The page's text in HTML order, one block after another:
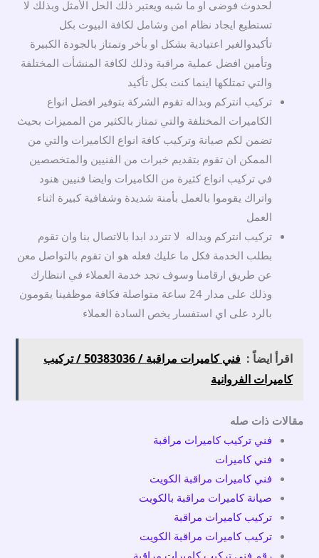
لحدوث فوضى او ما شبه ويعتبر ذلك الحل الأمثل وبذلك لا
تستطيع ايجاد نظام امن وشامل لكافة البيوت بكل
تأكيدوالغير اعتيادية بشكل او بأخر وتمتاز بالجودة الكبيرة
وتأمين افضل عملية مراقبة وذلك لكافة المنشأت المختلفة
والتي تمتلكها اينما كنت بكل تأكيد
تركيب انتركم وبداله تقوم الشركة بتوفير افضل انواع
الكاميرات المختلفة والتي تمتاز بالكثير من المميزات بحيث
تضمن لكم صيانة وتركيب كافة انواع الكاميرات والتي من
الممكن ان تقوم بتقديم خبرات من الفنيين والمتخصصين
في تركيب انواع كثيرة من الكاميرات وايضا فنيين هنود
واتراك يقوموا بالعمل بأمنة شديدة وشفافية كبيرة اثناء
العمل
تركيب انتركم وبداله لا تتردد ابدا بالاتصال بنا وان تقوم
بطلب الخدمة فكل ما عليك فعله هو ان تقوم بالتواصل معن
عن طريق ارقامنا وسوف تجد خدمة العملاء في انتظارك
وذلك على مدار 24 ساعة متواصلة فكافة موظفينا يقومون
بالرد على اي استفسار يخص السادة العملاء
اقرأ ايضاً :
فني كاميرات مراقبة / 50383036 / تركيب
كاميرات الفروانية
مقالات ذات صله
فني تركيب كاميرات مراقبة
فني كاميرات
فني كاميرات مراقبة الكويت
صيانة كاميرات مراقبة بالكويت
تركيب كاميرات مراقبة
تركيب كاميرات مراقبة الكويت
رقم فني تركيب كاميرات مراقبة